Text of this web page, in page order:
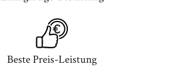
Beste Preis-Leistung